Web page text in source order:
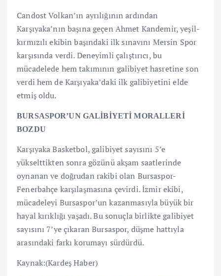
Candost Volkan’ın ayrılığının ardından
Karşıyaka’nın başına geçen Ahmet Kandemir, yeşil-
kırmızılı ekibin başındaki ilk sınavını Mersin Spor
karşısında verdi. Deneyimli çalıştırıcı, bu
mücadelede hem takımının galibiyet hasretine son
verdi hem de Karşıyaka’daki ilk galibiyetini elde
etmiş oldu.
BURSASPOR’UN GALİBİYETİ MORALLERİ
BOZDU
Karşıyaka Basketbol, galibiyet sayısını 5’e
yükselttikten sonra gözünü akşam saatlerinde
oynanan ve doğrudan rakibi olan Bursaspor-
Fenerbahçe karşılaşmasına çevirdi. İzmir ekibi,
mücadeleyi Bursaspor’un kazanmasıyla büyük bir
hayal kırıklığı yaşadı. Bu sonuçla birlikte galibiyet
sayısını 7’ye çıkaran Bursaspor, düşme hattıyla
arasındaki farkı korumayı sürdürdü.
Kaynak:(Kardeş Haber)